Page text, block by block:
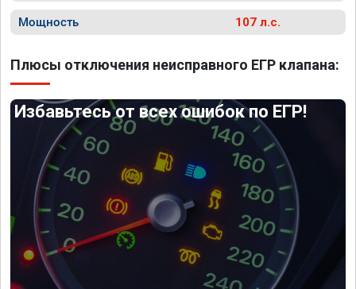
Мощность 107 л.с.
Плюсы отключения неисправного ЕГР клапана:
Избавьтесь от всех ошибок по ЕГР!